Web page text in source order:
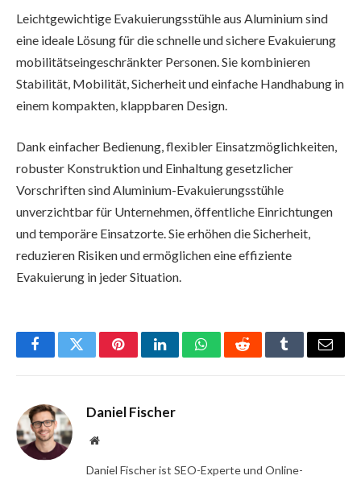
Leichtgewichtige Evakuierungsstühle aus Aluminium sind
eine ideale Lösung für die schnelle und sichere Evakuierung
mobilitätseingeschränkter Personen. Sie kombinieren
Stabilität, Mobilität, Sicherheit und einfache Handhabung in
einem kompakten, klappbaren Design.
Dank einfacher Bedienung, flexibler Einsatzmöglichkeiten,
robuster Konstruktion und Einhaltung gesetzlicher
Vorschriften sind Aluminium-Evakuierungsstühle
unverzichtbar für Unternehmen, öffentliche Einrichtungen
und temporäre Einsatzorte. Sie erhöhen die Sicherheit,
reduzieren Risiken und ermöglichen eine effiziente
Evakuierung in jeder Situation.
FacebookTwitterPinterestLinkedInWhatsAppRedditTumblrEmail
Daniel Fischer
Website
Daniel Fischer ist SEO-Experte und Online-